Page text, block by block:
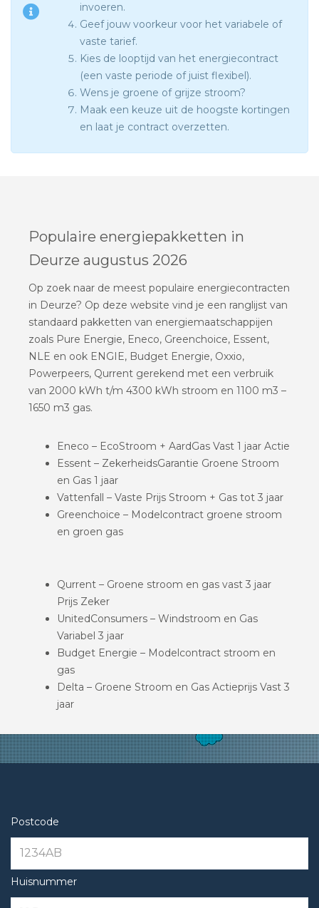
invoeren.
Geef jouw voorkeur voor het variabele of
vaste tarief.
Kies de looptijd van het energiecontract
(een vaste periode of juist flexibel).
Wens je groene of grijze stroom?
Maak een keuze uit de hoogste kortingen
en laat je contract overzetten.
Populaire energiepakketten in
Deurze augustus 2026
Op zoek naar de meest populaire energiecontracten
in Deurze? Op deze website vind je een ranglijst van
standaard pakketten van energiemaatschappijen
zoals Pure Energie, Eneco, Greenchoice, Essent,
NLE en ook ENGIE, Budget Energie, Oxxio,
Powerpeers, Qurrent gerekend met een verbruik
van 2000 kWh t/m 4300 kWh stroom en 1100 m3 –
1650 m3 gas.
Eneco – EcoStroom + AardGas Vast 1 jaar Actie
Essent – ZekerheidsGarantie Groene Stroom
en Gas 1 jaar
Vattenfall – Vaste Prijs Stroom + Gas tot 3 jaar
Greenchoice – Modelcontract groene stroom
en groen gas
Qurrent – Groene stroom en gas vast 3 jaar
Prijs Zeker
UnitedConsumers – Windstroom en Gas
Variabel 3 jaar
Budget Energie – Modelcontract stroom en
gas
Delta – Groene Stroom en Gas Actieprijs Vast 3
jaar
Postcode
Huisnummer